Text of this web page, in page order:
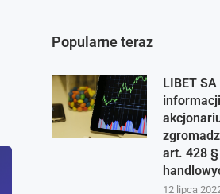
Popularne teraz
LIBET
art. 428 §
12 lipca